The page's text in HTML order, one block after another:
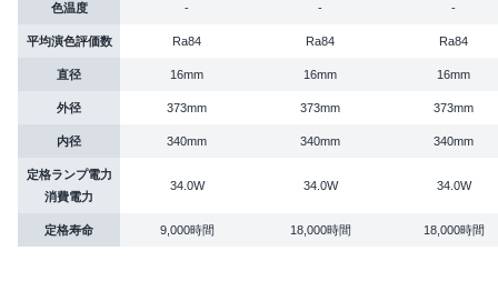
色温度 - - -
平均演色評価数 Ra84 Ra84 Ra84
直径 16mm 16mm 16mm
外径 373mm 373mm 373mm
内径 340mm 340mm 340mm
定格ランプ電力
消費電力
34.0W 34.0W 34.0W
定格寿命 9,000時間 18,000時間 18,000時間